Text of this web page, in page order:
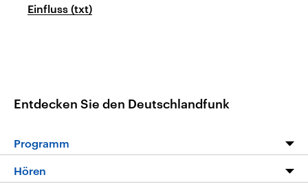
Einfluss (txt)
Entdecken Sie den Deutschlandfunk
Programm
Programm
Hören